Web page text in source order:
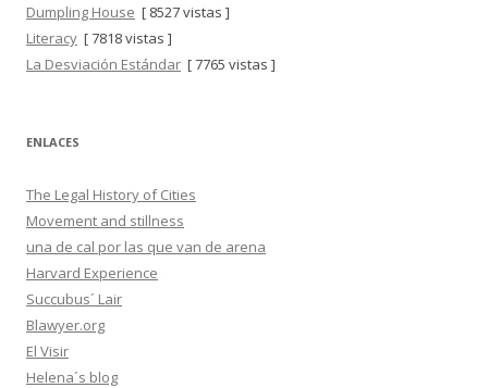
Dumpling House [ 8527 vistas ]
Literacy [ 7818 vistas ]
La Desviación Estándar [ 7765 vistas ]
ENLACES
The Legal History of Cities
Movement and stillness
una de cal por las que van de arena
Harvard Experience
Succubus´ Lair
Blawyer.org
El Visir
Helena´s blog